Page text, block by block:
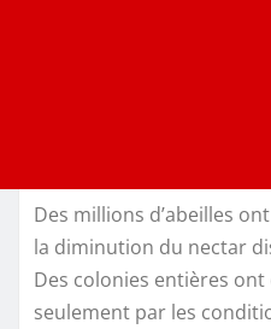
Des millions d’abeilles
la diminution du nectar
Des colonies entières
seulement par les